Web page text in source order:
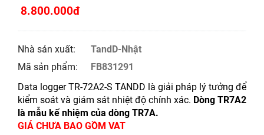
8.800.000đ
Nhà sản xuất:
TandD-Nhật
Mã sản phẩm:
FB831291
Data logger TR-72A2-S TANDD là giải pháp lý tưởng để
kiểm soát và giám sát nhiệt độ chính xác. Dòng TR7A2
là mẫu kế nhiệm của dòng TR7A.
GIÁ CHƯA BAO GỒM VAT